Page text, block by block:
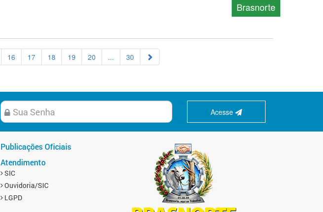
Brasnorte
16 17 18 19 20 ... 30
Acesse
Publicações Oficiais
Atendimento
SIC
Ouvidoria/SIC
LGPD